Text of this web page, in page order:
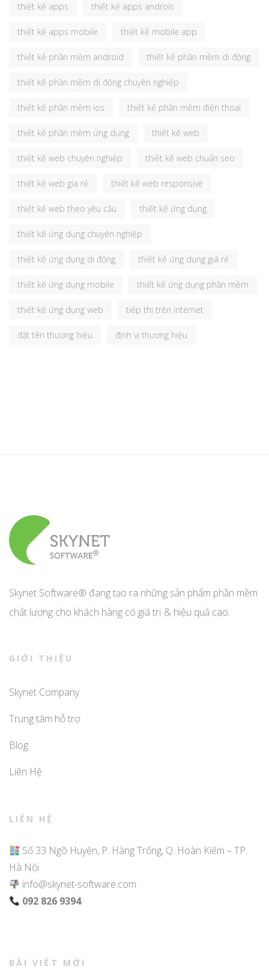
thiết kế apps thiết kế apps androis
thiết kế apps mobile thiết kế mobile app
thiết kế phần mềm android thiết kế phần mềm di động
thiết kế phần mềm di động chuyên nghiệp
thiết kế phần mềm ios thiết kế phần mềm điện thoại
thiết kế phần mềm ứng dụng thiết kế web
thiết kế web chuyên nghiệp thiết kế web chuẩn seo
thiết kế web gía rẻ thiết kế web responsive
thiết kế web theo yêu cầu thiết kế ứng dụng
thiết kế ứng dụng chuyên nghiệp
thiết kế ứng dụng di động thiết kế ứng dụng giá rẻ
thiết kế ứng dụng mobile thiết kế ứng dụng phần mềm
thiết kế ứng dụng web tiếp thị trên internet
đặt tên thương hiệu định vị thương hiệu
Skynet Software® đang tạo ra những sản phẩm phần mềm
chất lượng cho khách hàng có giá trị & hiệu quả cao.
GIỚI THIỆU
Skynet Company
Trung tâm hỗ trợ
Blog
Liên Hệ
LIÊN HỆ
Số 33 Ngõ Huyện, P. Hàng Trống, Q. Hoàn Kiếm – TP.
Hà Nội
info@skynet-software.com
092 826 9394
BÀI VIẾT MỚI